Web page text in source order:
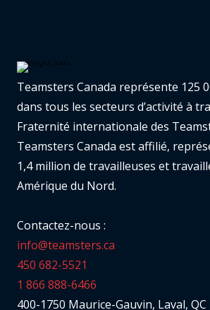
Teamsters Canada représente 125
dans tous les secteurs d’activité à
Fraternité internationale des
Teamsters Canada est affilié,
1,4 million de travailleuses et
Amérique du Nord.
Contactez-nous :
info@teamsters.ca
450 682-5521
1 866 888-6466
400-1750 Maurice-Gauvin, Laval, QC